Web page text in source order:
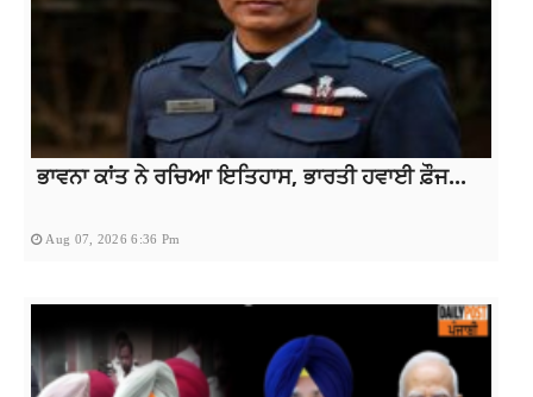
ਭਾਵਨਾ ਕਾਂਤ ਨੇ ਰਚਿਆ ਇਤਿਹਾਸ, ਭਾਰਤੀ ਹਵਾਈ ਫ਼ੌਜ...
Aug 07, 2026 6:36 Pm